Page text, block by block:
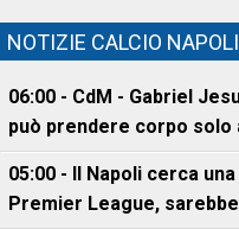
NOTIZIE CALCIO NAPOLI
06:00 - CdM - Gabriel
può prendere corpo solo
05:00 - Il Napoli cerca
Premier League,